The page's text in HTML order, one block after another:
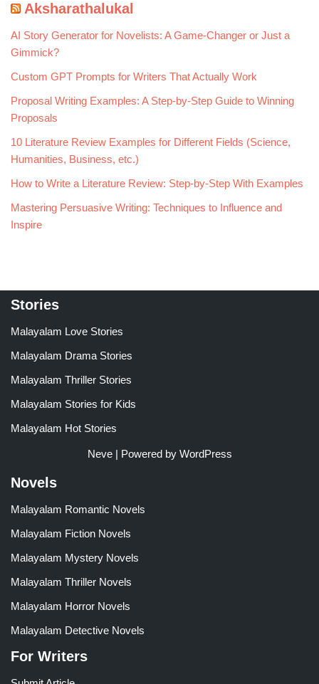
Aksharathalukal
AI Story Generator for Novelists: A Game-Changer or Just a
Gimmick?
Custom GPT Prompts for Writers That Actually Work
Proposal Writing Examples: A Step-by-Step Guide to Winning
Proposals
10 Literature Review Examples for Different Fields (Science,
Humanities, Business, etc.)
How to Write a Literature Review: Step-by-Step With Examples
Mastering Persuasive Writing: Techniques to Influence and
Inspire
Stories
Malayalam Love Stories
Malayalam Drama Stories
Malayalam Thriller Stories
Malayalam Stories for Kids
Malayalam Hot Stories
Neve| Powered by WordPress
Novels
Malayalam Romantic Novels
Malayalam Fiction Novels
Malayalam Mystery Novels
Malayalam Thriller Novels
Malayalam Horror Novels
Malayalam Detective Novels
For Writers